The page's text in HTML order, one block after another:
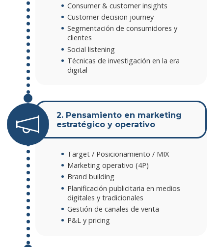
Consumer & customer insights
Customer decision journey
Segmentación de consumidores y
clientes
Social listening
Técnicas de investigación en la era
digital
2. Pensamiento en marketing
estratégico y operativo
Target / Posicionamiento / MIX
Marketing operativo (4P)
Brand building
Planificación publicitaria en medios
digitales y tradicionales
Gestión de canales de venta
P&L y pricing